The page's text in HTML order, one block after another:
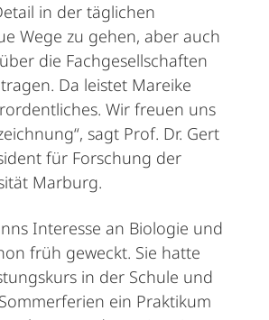
in der täglichen
Wege zu gehen, aber auch
die Fachgesellschaften
Da leistet Mareike
Wir freuen uns
sagt Prof. Dr. Gert
für Forschung der
Marburg.
Interesse an Biologie und
früh geweckt. Sie hatte
in der Schule und
ein Praktikum